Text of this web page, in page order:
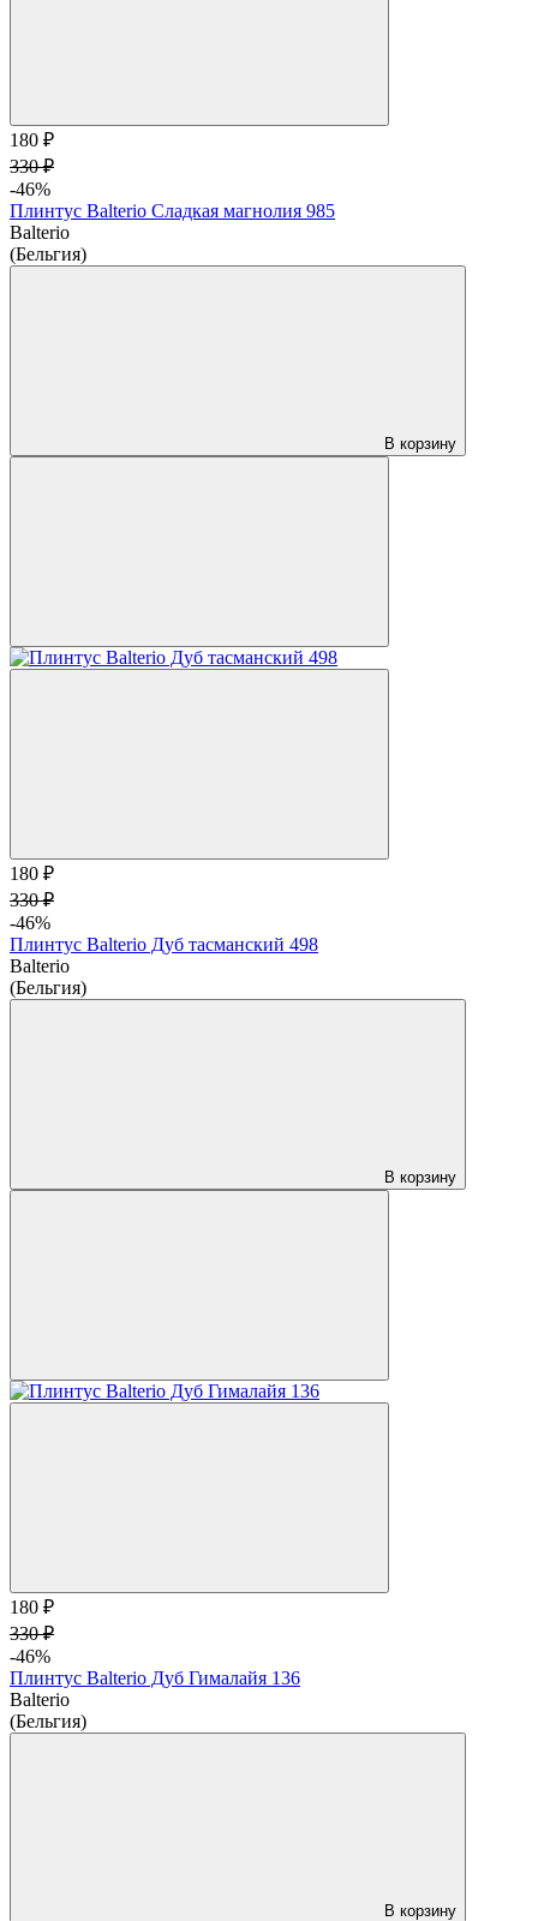
180 ₽
330 ₽
-46%
Плинтус Balterio Сладкая магнолия 985
Balterio
(Бельгия)
В корзину
180 ₽
330 ₽
-46%
Плинтус Balterio Дуб тасманский 498
Balterio
(Бельгия)
В корзину
180 ₽
330 ₽
-46%
Плинтус Balterio Дуб Гималайя 136
Balterio
(Бельгия)
В корзину